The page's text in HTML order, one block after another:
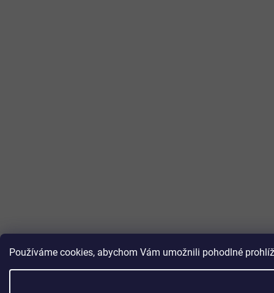
Používáme cookies, abychom Vám umožnili pohodlné